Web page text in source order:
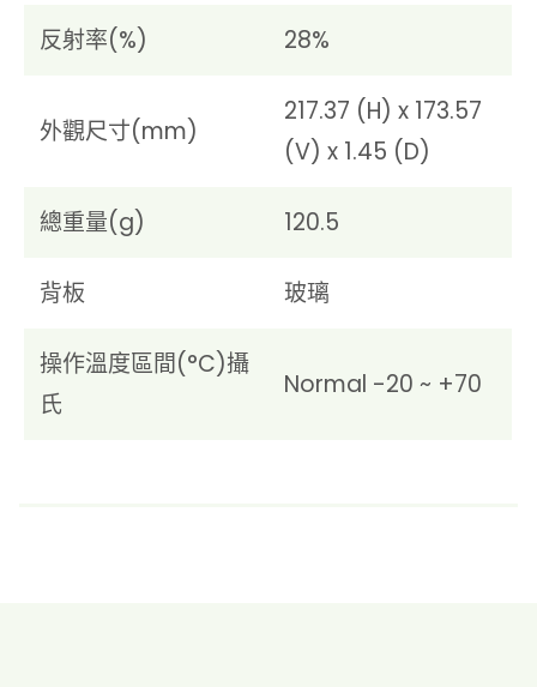
反射率(%) 28%
外觀尺寸(mm)
217.37 (H) x 173.57
(V) x 1.45 (D)
總重量(g) 120.5
背板 玻璃
操作溫度區間(°C)攝
氏
Normal -20 ~ +70